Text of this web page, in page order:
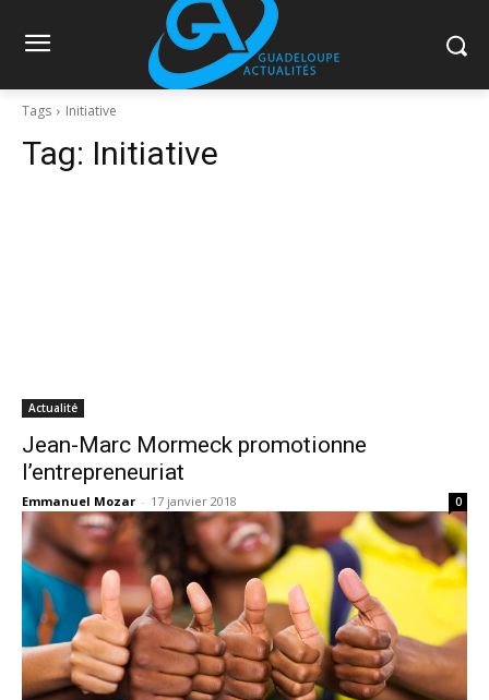
Tags Initiative
Tag: Initiative
Actualité
Jean-Marc Mormeck promotionne
l’entrepreneuriat
Emmanuel Mozar - 17 janvier 2018 0